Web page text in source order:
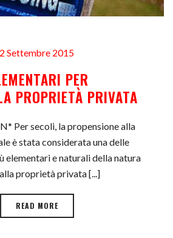
2 Settembre 2015
PER
PROPRIETÀ PRIVATA
Per secoli, la propensione alla
è stata considerata una delle
elementari e naturali della natura
proprietà privata [...]
READ MORE